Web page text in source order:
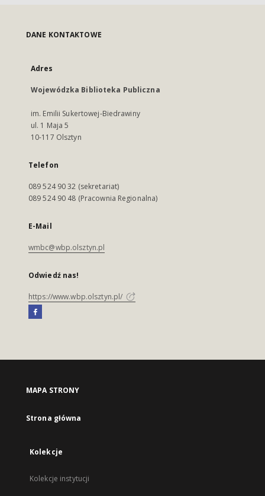
DANE KONTAKTOWE
Adres
Wojewódzka Biblioteka Publiczna
im. Emilii Sukertowej-Biedrawiny
ul. 1 Maja 5
10-117 Olsztyn
Telefon
089 524 90 32 (sekretariat)
089 524 90 48 (Pracownia Regionalna)
E-Mail
wmbc@wbp.olsztyn.pl
Odwiedź nas!
https://www.wbp.olsztyn.pl/
MAPA STRONY
Strona główna
Kolekcje
Kolekcje instytucji